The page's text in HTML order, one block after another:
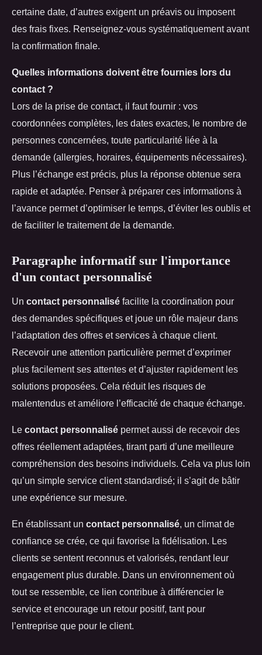
certaine date, d’autres exigent un préavis ou imposent
des frais fixes. Renseignez-vous systématiquement avant
la confirmation finale.
Quelles informations doivent être fournies lors du
contact ?
Lors de la prise de contact, il faut fournir : vos
coordonnées complètes, les dates exactes, le nombre de
personnes concernées, toute particularité liée à la
demande (allergies, horaires, équipements nécessaires).
Plus l’échange est précis, plus la réponse obtenue sera
rapide et adaptée. Penser à préparer ces informations à
l’avance permet d’optimiser le temps, d’éviter les oublis et
de faciliter le traitement de la demande.
Paragraphe informatif sur l'importance
d'un contact personnalisé
Un contact personnalisé facilite la coordination pour
des demandes spécifiques et joue un rôle majeur dans
l’adaptation des offres et services à chaque client.
Recevoir une attention particulière permet d’exprimer
plus facilement ses attentes et d’ajuster rapidement les
solutions proposées. Cela réduit les risques de
malentendus et améliore l’efficacité de chaque échange.
Le contact personnalisé permet aussi de recevoir des
offres réellement adaptées, tirant parti d’une meilleure
compréhension des besoins individuels. Cela va plus loin
qu’un simple service client standardisé; il s’agit de bâtir
une expérience sur mesure.
En établissant un contact personnalisé, un climat de
confiance se crée, ce qui favorise la fidélisation. Les
clients se sentent reconnus et valorisés, rendant leur
engagement plus durable. Dans un environnement où
tout se ressemble, ce lien contribue à différencier le
service et encourage un retour positif, tant pour
l’entreprise que pour le client.